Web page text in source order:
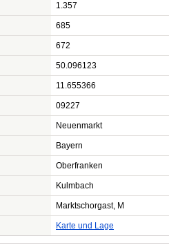
1.357
685
672
50.096123
11.655366
09227
Neuenmarkt
Bayern
Oberfranken
Kulmbach
Marktschorgast, M
Karte und Lage